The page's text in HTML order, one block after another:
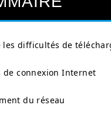
les difficultés de
de connexion Internet
du réseau